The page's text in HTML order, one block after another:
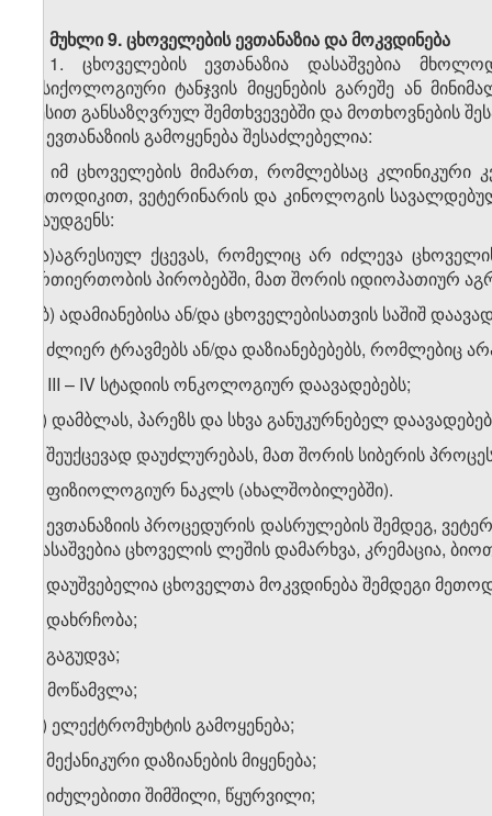
მუხლი 9. ცხოველების ევთანაზია და მოკვდინება
1. ცხოველების ევთანაზია დასაშვებია
ფსიქოლოგიური ტანჯვის მიყენების გარეშე ან
წესით განსაზღვრულ შემთხვევებში და მოთხოვნების
2. ევთანაზიის გამოყენება შესაძლებელია:
ა) იმ ცხოველების მიმართ, რომლებსაც კლინიკური
მეთოდიკით, ვეტერინარის და კინოლოგის
დაუდგენს:
ა.ა)აგრესიულ ქცევას, რომელიც არ იძლევა
ურთიერთობის პირობებში, მათ შორის იდიოპათიურ
ა.ბ) ადამიანებისა ან/და ცხოველებისათვის საშიშ
ბ) ძლიერ ტრავმებს ან/და დაზიანებებებს, რომლებიც
გ) III – IV სტადიის ონკოლოგიურ დაავადებებს;
დ) დამბლას, პარეზს და სხვა განუკურნებელ
ე) შეუქცევად დაუძლურებას, მათ შორის სიბერის
ვ) ფიზიოლოგიურ ნაკლს (ახალშობილებში).
3. ევთანაზიის პროცედურის დასრულების შემდეგ,
დასაშვებია ცხოველის ლეშის დამარხვა, კრემაცია,
4. დაუშვებელია ცხოველთა მოკვდინება შემდეგი
ა) დახრჩობა;
ბ) გაგუდვა;
გ) მოწამვლა;
დ) ელექტრომუხტის გამოყენება;
ე) მექანიკური დაზიანების მიყენება;
ვ) იძულებითი შიმშილი, წყურვილი;